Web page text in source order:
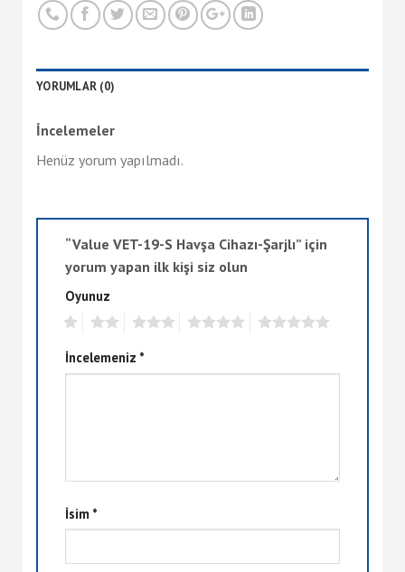
YORUMLAR (0)
İncelemeler
Henüz yorum yapılmadı.
“Value VET-19-S Havşa Cihazı-Şarjlı” için
yorum yapan ilk kişi siz olun
Oyunuz
İncelemeniz *
İsim *